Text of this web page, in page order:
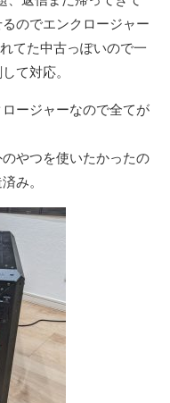
のでエンクロージャー
てた中古っぽいので一
て対応。
ージャーなので全てが
やつを使いたかったの
み。